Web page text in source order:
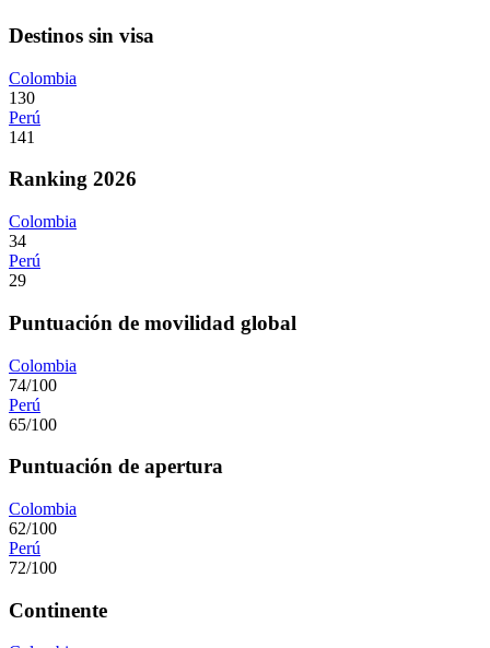
Destinos sin visa
Colombia
130
Perú
141
Ranking 2026
Colombia
34
Perú
29
Puntuación de movilidad global
Colombia
74/100
Perú
65/100
Puntuación de apertura
Colombia
62/100
Perú
72/100
Continente